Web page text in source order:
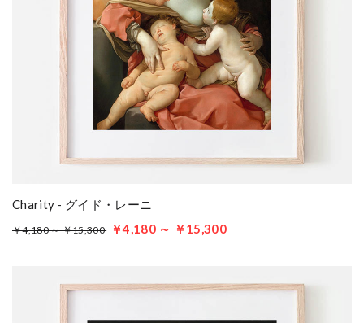
Charity - グイド・レーニ
￥4,180 ～ ￥15,300 ￥4,180 ～ ￥15,300